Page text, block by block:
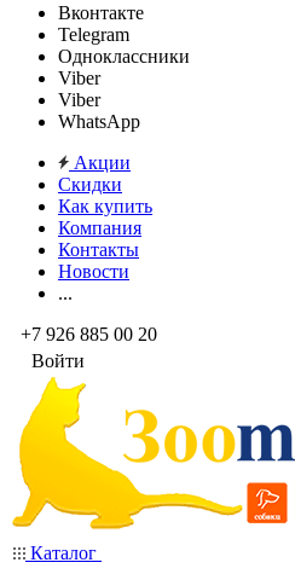
Вконтакте
Telegram
Одноклассники
Viber
Viber
WhatsApp
Акции
Скидки
Как купить
Компания
Контакты
Новости
...
+7 926 885 00 20
Войти
Каталог